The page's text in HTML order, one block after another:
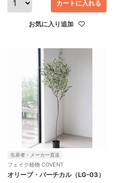
カートに入れる
お気に入り追加
生産者・メーカー直送
フェイク植物 COVENT
オリーブ・バーチカル（LG-03）